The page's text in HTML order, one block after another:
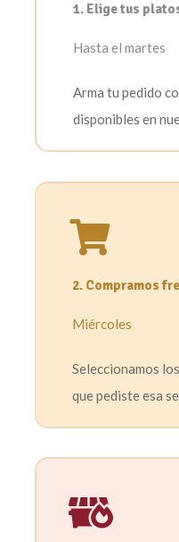
1. Elige tus
Hasta el martes
Arma tu pedido
disponibles en
2. Compramos
Miércoles
Seleccionamos
que pediste esa